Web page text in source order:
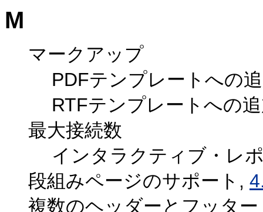
M
マークアップ
PDFテンプレートへの
RTFテンプレートへの
最大接続数
インタラクティブ・レ
段組みページのサポート,
複数のヘッダーとフッター